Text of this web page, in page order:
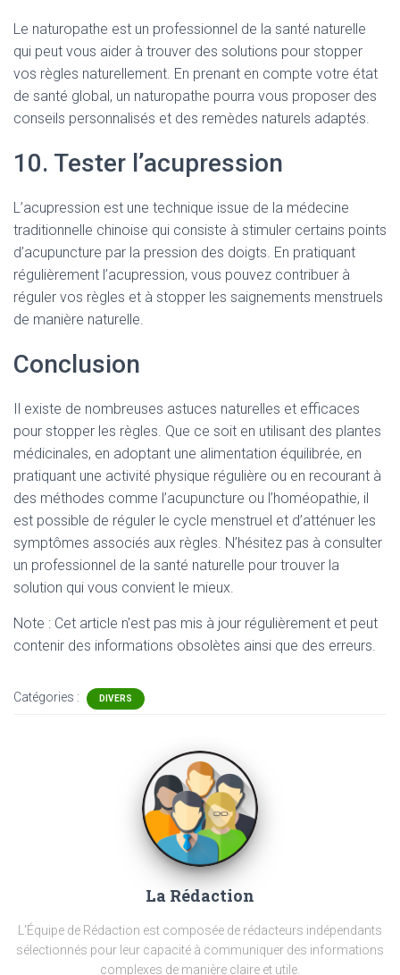
Le naturopathe est un professionnel de la santé naturelle
qui peut vous aider à trouver des solutions pour stopper
vos règles naturellement. En prenant en compte votre état
de santé global, un naturopathe pourra vous proposer des
conseils personnalisés et des remèdes naturels adaptés.
10. Tester l’acupression
L’acupression est une technique issue de la médecine
traditionnelle chinoise qui consiste à stimuler certains points
d’acupuncture par la pression des doigts. En pratiquant
régulièrement l’acupression, vous pouvez contribuer à
réguler vos règles et à stopper les saignements menstruels
de manière naturelle.
Conclusion
Il existe de nombreuses astuces naturelles et efficaces
pour stopper les règles. Que ce soit en utilisant des plantes
médicinales, en adoptant une alimentation équilibrée, en
pratiquant une activité physique régulière ou en recourant à
des méthodes comme l’acupuncture ou l’homéopathie, il
est possible de réguler le cycle menstruel et d’atténuer les
symptômes associés aux règles. N’hésitez pas à consulter
un professionnel de la santé naturelle pour trouver la
solution qui vous convient le mieux.
Note : Cet article n'est pas mis à jour régulièrement et peut
contenir des informations obsolètes ainsi que des erreurs.
Catégories : DIVERS
La Rédaction
L'Équipe de Rédaction est composée de rédacteurs indépendants
sélectionnés pour leur capacité à communiquer des informations
complexes de manière claire et utile.